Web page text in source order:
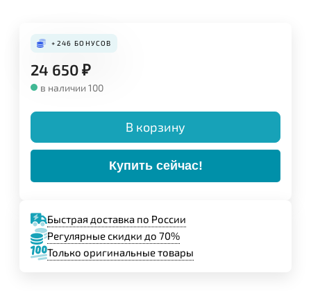
+246 БОНУСОВ
24 650₽
в наличии 100
В корзину
Купить сейчас!
Быстрая доставка по России
Регулярные скидки до 70%
Только оригинальные товары